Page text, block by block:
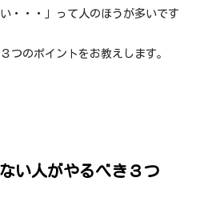
・・・」って人のほうが多いです
つのポイントをお教えします。
い人がやるべき３つ